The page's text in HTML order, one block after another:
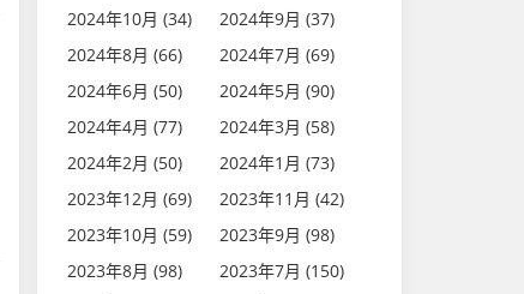
2024年10月 (34)
2024年9月 (37)
2024年8月 (66)
2024年7月 (69)
2024年6月 (50)
2024年5月 (90)
2024年4月 (77)
2024年3月 (58)
2024年2月 (50)
2024年1月 (73)
2023年12月 (69)
2023年11月 (42)
2023年10月 (59)
2023年9月 (98)
2023年8月 (98)
2023年7月 (150)